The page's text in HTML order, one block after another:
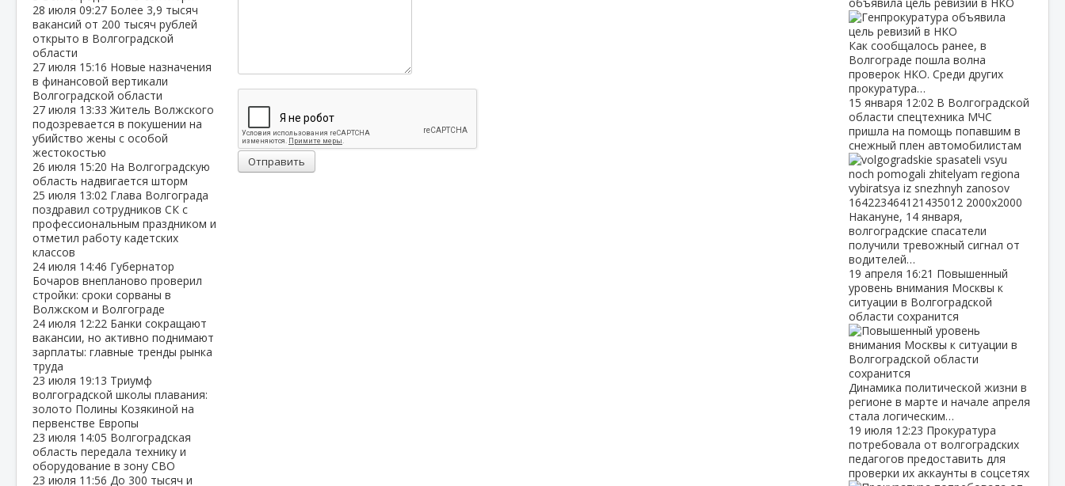
28 июля 09:27 Более 3,9 тысяч
вакансий от 200 тысяч рублей
открыто в Волгоградской
области
27 июля 15:16 Новые назначения
в финансовой вертикали
Волгоградской области
27 июля 13:33Житель Волжского
подозревается в покушении на
убийство жены с особой
жестокостью
26 июля 15:20 На Волгоградскую
область надвигается шторм
25 июля 13:02 Глава Волгограда
поздравил сотрудников СК с
профессиональным праздником и
отметил работу кадетских
классов
24 июля 14:46 Губернатор
Бочаров внепланово проверил
стройки: сроки сорваны в
Волжском и Волгограде
24 июля 12:22 Банки сокращают
вакансии, но активно поднимают
зарплаты: главные тренды рынка
труда
23 июля 19:13 Триумф
волгоградской школы плавания:
золото Полины Козякиной на
первенстве Европы
23 июля 14:05 Волгоградская
область передала технику и
оборудование в зону СВО
23 июля 11:56 До 300 тысяч и
Отправить
Как сообщалось ранее, в
Волгограде пошла волна
проверок НКО. Среди других
прокуратура…
15 января 12:02 В Волгоградской
области спецтехника МЧС
пришла на помощь попавшим в
снежный плен автомобилистам
Накануне, 14 января,
волгоградские спасатели
получили тревожный сигнал от
водителей…
19 апреля 16:21 Повышенный
уровень внимания Москвы к
ситуации в Волгоградской
области сохранится
Динамика политической жизни в
регионе в марте и начале апреля
стала логическим…
19 июля 12:23 Прокуратура
потребовала от волгоградских
педагогов предоставить для
проверки их аккаунты в соцсетях